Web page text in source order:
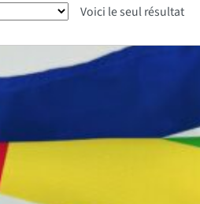
Voici le seul résultat